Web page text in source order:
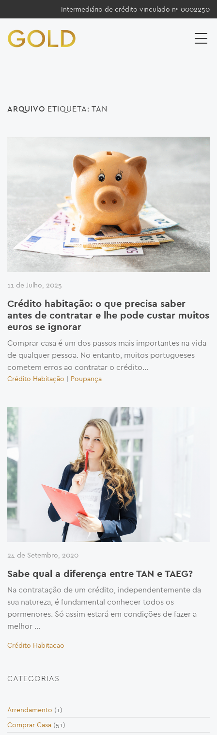
Intermediário de crédito vinculado nº 0002250
ARQUIVO ETIQUETA: TAN
11 de Julho, 2025
Crédito habitação: o que precisa saber
antes de contratar e lhe pode custar muitos
euros se ignorar
Comprar casa é um dos passos mais importantes na vida
de qualquer pessoa. No entanto, muitos portugueses
cometem erros ao contratar o crédito...
Crédito Habitação | Poupança
24 de Setembro, 2020
Sabe qual a diferença entre TAN e TAEG?
Na contratação de um crédito, independentemente da
sua natureza, é fundamental conhecer todos os
pormenores. Só assim estará em condições de fazer a
melhor …
Crédito Habitacao
CATEGORIAS
Arrendamento (1)
Comprar Casa (51)